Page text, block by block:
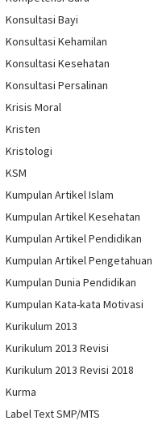
Konsultasi Bayi
Konsultasi Kehamilan
Konsultasi Kesehatan
Konsultasi Persalinan
Krisis Moral
Kristen
Kristologi
KSM
Kumpulan Artikel Islam
Kumpulan Artikel Kesehatan
Kumpulan Artikel Pendidikan
Kumpulan Artikel Pengetahuan
Kumpulan Dunia Pendidikan
Kumpulan Kata-kata Motivasi
Kurikulum 2013
Kurikulum 2013 Revisi
Kurikulum 2013 Revisi 2018
Kurma
Label Text SMP/MTS